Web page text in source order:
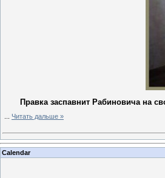
Правка заспавнит Рабиновича на
Читать дальше »
Calendar